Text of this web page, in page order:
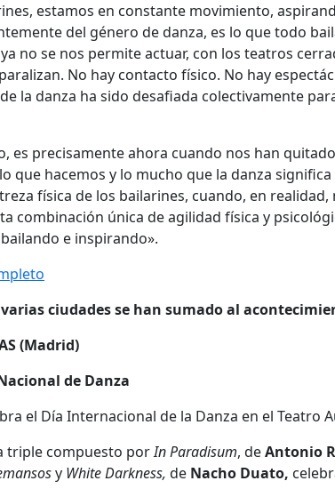
estamos en constante movimiento,
del género de danza, es lo que todo
no se nos permite actuar, con los teatros
No hay contacto físico. No hay
la danza ha sido desafiada colectivamente
es precisamente ahora cuando nos han
que hacemos y lo mucho que la danza
física de los bailarines, cuando, en
combinación única de agilidad física y
e inspirando».
varias ciudades se han sumado al
(Madrid)
de Danza
el Día Internacional de la Danza en el Teatro
triple compuesto porIn Paradisum, deAntonio
y White Darkness, de Nacho Duato,